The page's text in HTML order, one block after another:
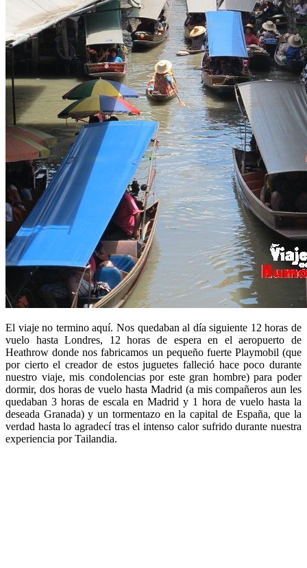
El viaje no termino aquí. Nos quedaban al día siguiente 12 horas de
vuelo hasta Londres, 12 horas de espera en el aeropuerto de
Heathrow donde nos fabricamos un pequeño fuerte Playmobil (que
por cierto el creador de estos juguetes falleció hace poco durante
nuestro viaje, mis condolencias por este gran hombre) para poder
dormir, dos horas de vuelo hasta Madrid (a mis compañeros aun les
quedaban 3 horas de escala en Madrid y 1 hora de vuelo hasta la
deseada Granada) y un tormentazo en la capital de España, que la
verdad hasta lo agradecí tras el intenso calor sufrido durante nuestra
experiencia por Tailandia.